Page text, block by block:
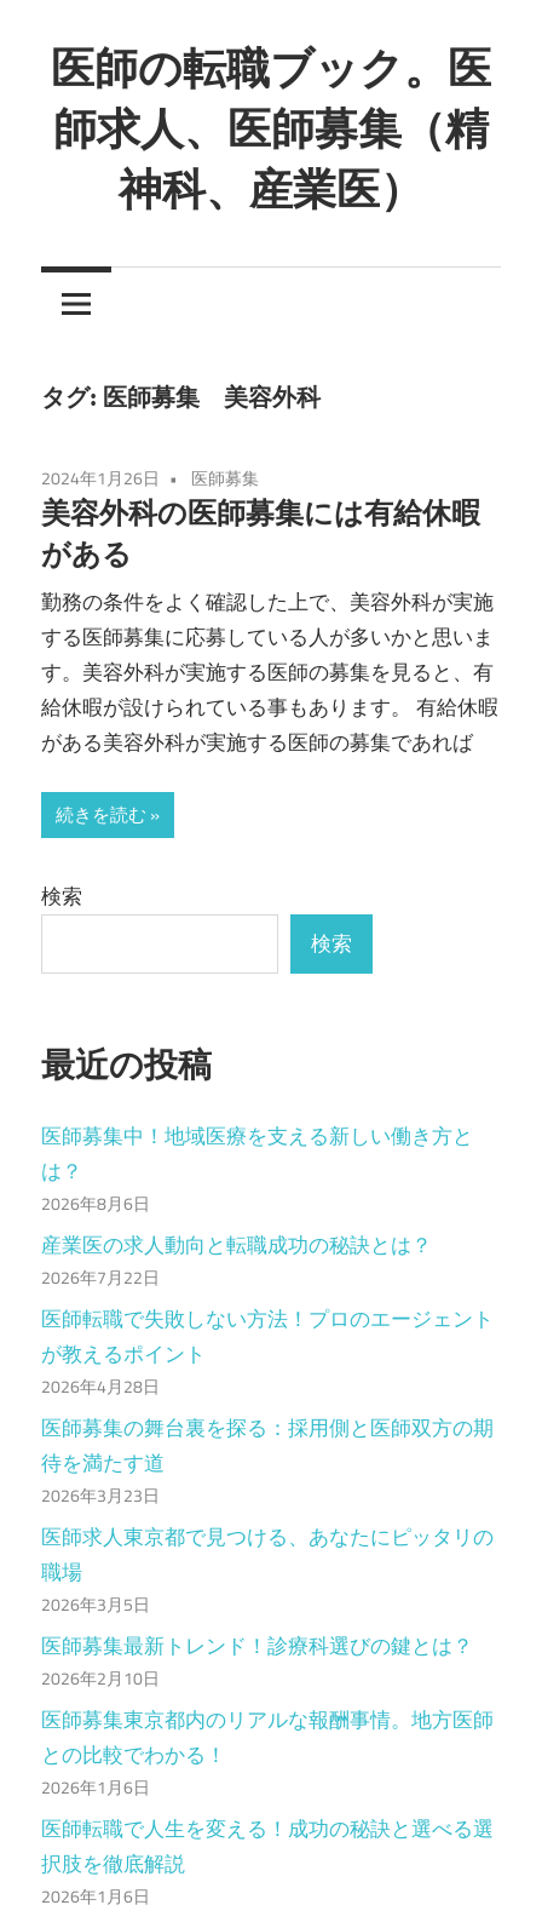
ン
テ
ン
ツ
キ
医師の転職ブック。医
師求人、医師募集（精
神科、産業医）
タグ: 医師募集 美容外科
2024年1月26日 医師募集
美容外科の医師募集には有給休暇
がある
勤務の条件をよく確認した上で、美容外科が実施
する医師募集に応募している人が多いかと思いま
す。美容外科が実施する医師の募集を見ると、有
給休暇が設けられている事もあります。 有給休暇
がある美容外科が実施する医師の募集であれば
続きを読む
検索
検索
最近の投稿
医師募集中！地域医療を支える新しい働き方と
は？
2026年8月6日
産業医の求人動向と転職成功の秘訣とは？
2026年7月22日
医師転職で失敗しない方法！プロのエージェント
が教えるポイント
2026年4月28日
医師募集の舞台裏を探る：採用側と医師双方の期
待を満たす道
2026年3月23日
医師求人東京都で見つける、あなたにピッタリの
職場
2026年3月5日
医師募集最新トレンド！診療科選びの鍵とは？
2026年2月10日
医師募集東京都内のリアルな報酬事情。地方医師
との比較でわかる！
2026年1月6日
医師転職で人生を変える！成功の秘訣と選べる選
択肢を徹底解説
2026年1月6日